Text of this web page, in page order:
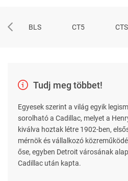
BLS CT5 CTS
Tudj meg többet!
Egyesek szerint a világ egyik
sorolható a Cadillac, melyet a
kiválva hoztak létre 1902-ben,
mérnök és vállalkozó
őse, egyben Detroit városának
Cadillac után kapta.